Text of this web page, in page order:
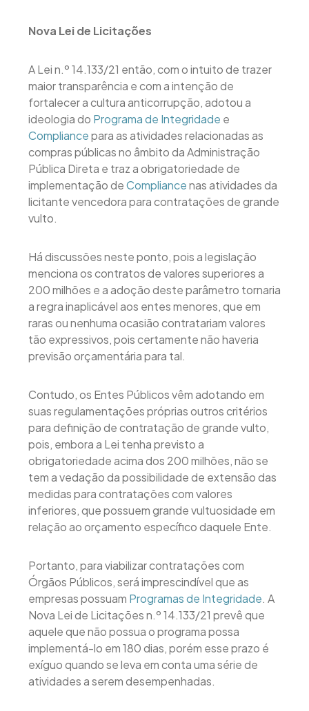
Nova Lei de Licitações
A Lei n.º 14.133/21 então, com o intuito de trazer
maior transparência e com a intenção de
fortalecer a cultura anticorrupção, adotou a
ideologia do Programa de Integridade e
Compliancepara as atividades relacionadas as
compras públicas no âmbito da Administração
Pública Direta e traz a obrigatoriedade de
implementação deCompliancenas atividades da
licitante vencedora para contratações de grande
vulto.
Há discussões neste ponto, pois a legislação
menciona os contratos de valores superiores a
200 milhões e a adoção deste parâmetro tornaria
a regra inaplicável aos entes menores, que em
raras ou nenhuma ocasião contratariam valores
tão expressivos, pois certamente não haveria
previsão orçamentária para tal.
Contudo, os Entes Públicos vêm adotando em
suas regulamentações próprias outros critérios
para definição de contratação de grande vulto,
pois, embora a Lei tenha previsto a
obrigatoriedade acima dos 200 milhões, não se
tem a vedação da possibilidade de extensão das
medidas para contratações com valores
inferiores, que possuem grande vultuosidade em
relação ao orçamento específico daquele Ente.
Portanto, para viabilizar contratações com
Órgãos Públicos, será imprescindível que as
empresas possuam Programas de Integridade. A
Nova Lei de Licitações n.º 14.133/21 prevê que
aquele que não possua o programa possa
implementá-lo em 180 dias, porém esse prazo é
exíguo quando se leva em conta uma série de
atividades a serem desempenhadas.